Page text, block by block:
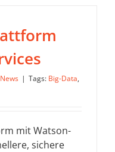
News | Tags: Big-Data,
mit Watson-
sichere